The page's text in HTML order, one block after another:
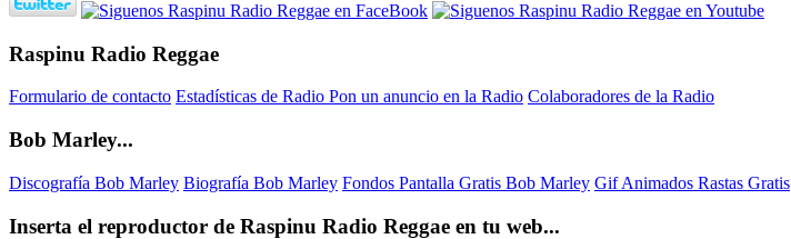
Raspinu Radio Reggae
Formulario de contacto Estadísticas de Radio Pon un anuncio en la Radio Colaboradores de la Radio
Bob Marley...
Discografía Bob Marley Biografía Bob Marley Fondos Pantalla Gratis Bob Marley Gif Animados Rastas Gratis
Inserta el reproductor de Raspinu Radio Reggae en tu web...